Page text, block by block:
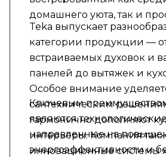
домашнего уюта, так и
Teka выпускает
категории продукции —
встраиваемых духовок и
панелей до вытяжек и
Особое внимание
сантехническим
гармонично дополняют
интерьеры. Компания
инновационные системы
Ключевым
являются
направленные на
энергоэффективности и